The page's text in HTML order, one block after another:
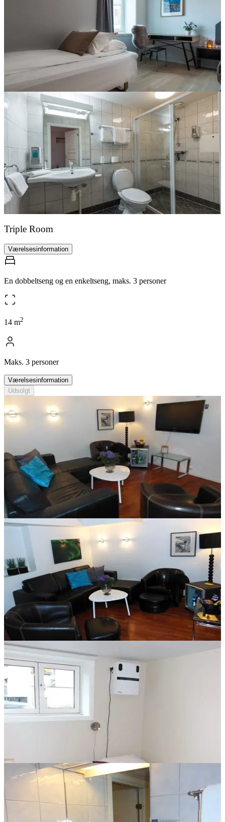
Triple Room
Værelsesinformation
En dobbeltseng og en enkeltseng, maks. 3 personer
14 m2
Maks. 3 personer
Værelsesinformation
Udsolgt